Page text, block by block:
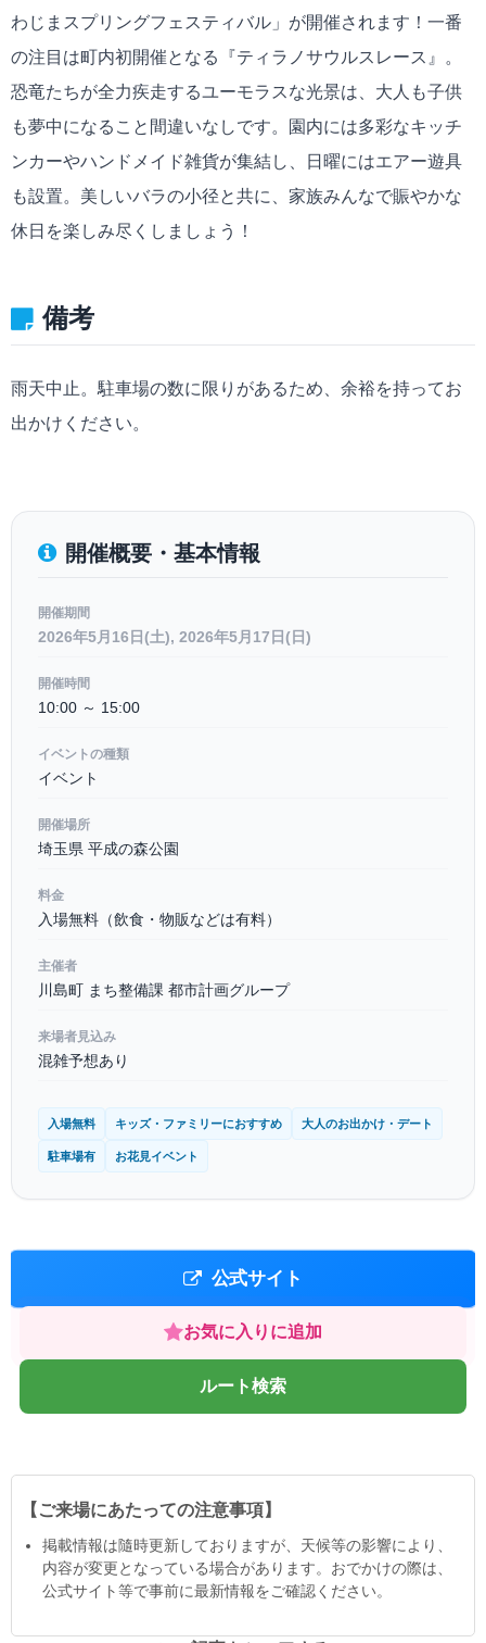
わじまスプリングフェスティバル」が開催されます！一番
の注目は町内初開催となる『ティラノサウルスレース』。
恐竜たちが全力疾走するユーモラスな光景は、大人も子供
も夢中になること間違いなしです。園内には多彩なキッチ
ンカーやハンドメイド雑貨が集結し、日曜にはエアー遊具
も設置。美しいバラの小径と共に、家族みんなで賑やかな
休日を楽しみ尽くしましょう！
備考
雨天中止。駐車場の数に限りがあるため、余裕を持ってお
出かけください。
開催概要・基本情報
開催期間
2026年5月16日(土), 2026年5月17日(日)
開催時間
10:00 ～ 15:00
イベントの種類
イベント
開催場所
埼玉県 平成の森公園
料金
入場無料（飲食・物販などは有料）
主催者
川島町 まち整備課 都市計画グループ
来場者見込み
混雑予想あり
入場無料 キッズ・ファミリーにおすすめ 大人のお出かけ・デート
駐車場有 お花見イベント
公式サイト
お気に入りに追加
ルート検索
【ご来場にあたっての注意事項】
掲載情報は隨時更新しておりますが、天候等の影響により、
内容が変更となっている場合があります。おでかけの際は、
公式サイト等で事前に最新情報をご確認ください。